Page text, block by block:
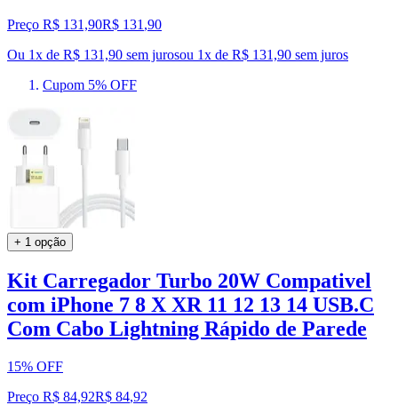
Preço R$ 131,90R$ 131 ,90
Ou 1x de R$ 131,90 sem jurosou 1x de R$ 131,90 sem juros
Cupom 5% OFF
+ 1 opção
Kit Carregador Turbo 20W Compativel
com iPhone 7 8 X XR 11 12 13 14 USB.C
Com Cabo Lightning Rápido de Parede
15% OFF
Preço R$ 84,92R$ 84,92